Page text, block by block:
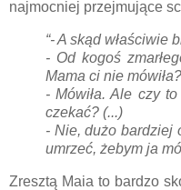
najmocniej przejmujące
“- A skąd właściwie
- Od kogoś
Mama ci nie mówiła?
- Mówiła. Ale czy
czekać? (...)
- Nie, dużo bardziej
umrzeć, żebym ja
Zresztą Maia to bardzo